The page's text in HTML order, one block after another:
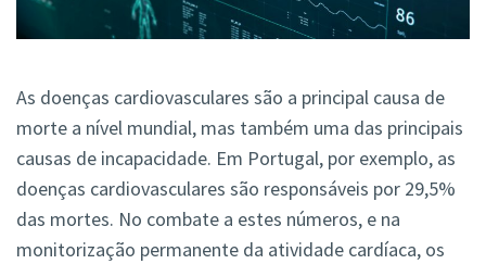
As doenças cardiovasculares são a principal causa de
morte a nível mundial, mas também uma das principais
causas de incapacidade. Em Portugal, por exemplo, as
doenças cardiovasculares são responsáveis por 29,5%
das mortes. No combate a estes números, e na
monitorização permanente da atividade cardíaca, os